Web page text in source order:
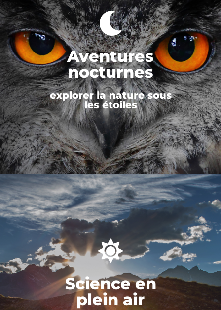
Aventures
nocturnes
explorer la nature sous
les étoiles
Science en
plein air